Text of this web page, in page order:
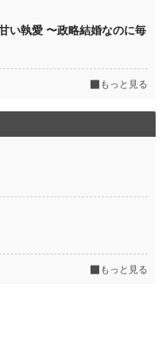
い執愛 〜政略結婚なのに毎
もっと見る
もっと見る